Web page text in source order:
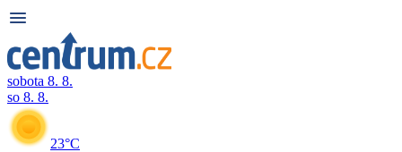
sobota 8. 8.
so 8. 8.
23°C